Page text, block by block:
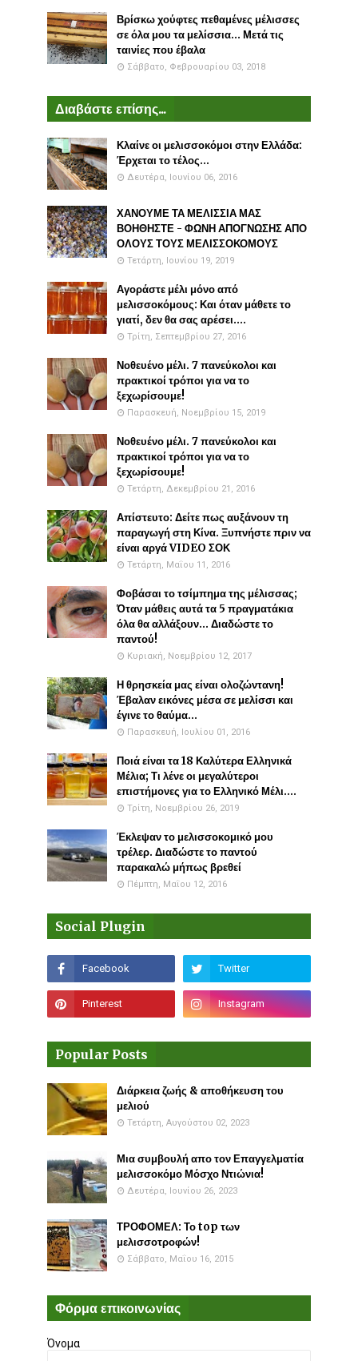
Βρίσκω χούφτες πεθαμένες μέλισσες
σε όλα μου τα μελίσσια... Μετά τις
ταινίες που έβαλα
Σάββατο, Φεβρουαρίου 03, 2018
Διαβάστε επίσης...
Κλαίνε οι μελισσοκόμοι στην Ελλάδα:
Έρχεται το τέλος...
Δευτέρα, Ιουνίου 06, 2016
ΧΑΝΟΥΜΕ ΤΑ ΜΕΛΙΣΣΙΑ ΜΑΣ
ΒΟΗΘΗΣΤΕ - ΦΩΝΗ ΑΠΟΓΝΩΣΗΣ ΑΠΟ
ΟΛΟΥΣ ΤΟΥΣ ΜΕΛΙΣΣΟΚΟΜΟΥΣ
Τετάρτη, Ιουνίου 19, 2019
Αγοράστε μέλι μόνο από
μελισσοκόμους: Και όταν μάθετε το
γιατί, δεν θα σας αρέσει....
Τρίτη, Σεπτεμβρίου 27, 2016
Νοθευένο μέλι. 7 πανεύκολοι και
πρακτικοί τρόποι για να το
ξεχωρίσουμε!
Παρασκευή, Νοεμβρίου 15, 2019
Νοθευένο μέλι. 7 πανεύκολοι και
πρακτικοί τρόποι για να το
ξεχωρίσουμε!
Τετάρτη, Δεκεμβρίου 21, 2016
Απίστευτο: Δείτε πως αυξάνουν τη
παραγωγή στη Κίνα. Ξυπνήστε πριν να
είναι αργά VIDEO ΣΟΚ
Τετάρτη, Μαΐου 11, 2016
Φοβάσαι το τσίμπημα της μέλισσας;
Όταν μάθεις αυτά τα 5 πραγματάκια
όλα θα αλλάξουν... Διαδώστε το
παντού!
Κυριακή, Νοεμβρίου 12, 2017
Η θρησκεία μας είναι ολοζώντανη!
Έβαλαν εικόνες μέσα σε μελίσσι και
έγινε το θαύμα...
Παρασκευή, Ιουλίου 01, 2016
Ποιά είναι τα 18 Καλύτερα Ελληνικά
Μέλια; Τι λένε οι μεγαλύτεροι
επιστήμονες για το Ελληνικό Μέλι....
Τρίτη, Νοεμβρίου 26, 2019
Έκλεψαν το μελισσοκομικό μου
τρέλερ. Διαδώστε το παντού
παρακαλώ μήπως βρεθεί
Πέμπτη, Μαΐου 12, 2016
Social Plugin
Popular Posts
Διάρκεια ζωής & αποθήκευση του
μελιού
Τετάρτη, Αυγούστου 02, 2023
Μια συμβουλή απο τον Επαγγελματία
μελισσοκόμο Μόσχο Ντιώνια!
Δευτέρα, Ιουνίου 26, 2023
ΤΡΟΦΟΜΕΛ: Το top των
μελισσοτροφών!
Σάββατο, Μαΐου 16, 2015
Φόρμα επικοινωνίας
Όνομα